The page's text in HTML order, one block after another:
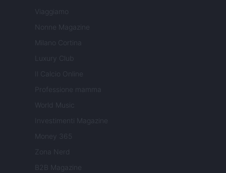
Viaggiamo
Nonne Magazine
Milano Cortina
Luxury Club
Il Calcio Online
Professione mamma
World Music
Investimenti Magazine
Money 365
Zona Nerd
B2B Magazine